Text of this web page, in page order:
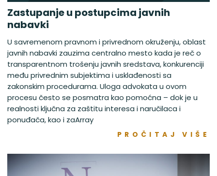
Zastupanje u postupcima javnih
nabavki
U savremenom pravnom i privrednom okruženju, oblast
javnih nabavki zauzima centralno mesto kada je reč o
transparentnom trošenju javnih sredstava, konkurenciji
među privrednim subjektima i usklađenosti sa
zakonskim procedurama. Uloga advokata u ovom
procesu često se posmatra kao pomoćna – dok je u
realnosti ključna za zaštitu interesa i naručilaca i
ponuđača, kao i zaArray
PROČITAJ VIŠE